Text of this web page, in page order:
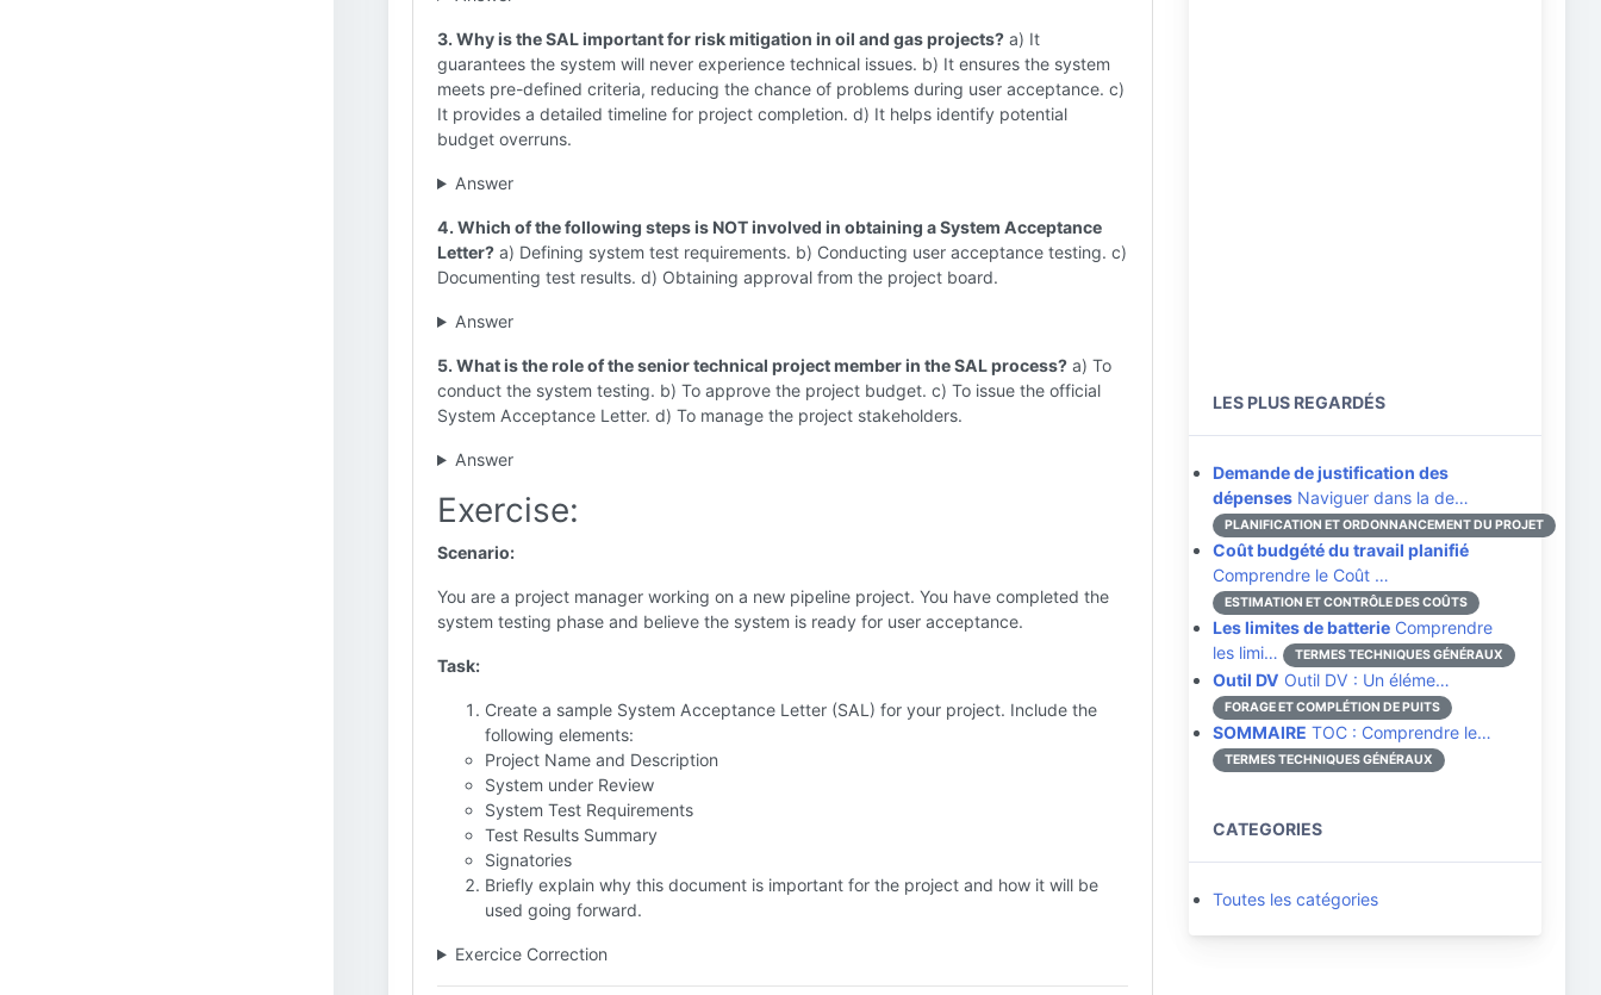
3. Why is the SAL important for risk mitigation in oil and gas projects? a) It
guarantees the system will never experience technical issues. b) It ensures the system
meets pre-defined criteria, reducing the chance of problems during user acceptance. c)
It provides a detailed timeline for project completion. d) It helps identify potential
budget overruns.
Answer
4. Which of the following steps is NOT involved in obtaining a System Acceptance
Letter? a) Defining system test requirements. b) Conducting user acceptance testing. c)
Documenting test results. d) Obtaining approval from the project board.
Answer
5. What is the role of the senior technical project member in the SAL process? a) To
conduct the system testing. b) To approve the project budget. c) To issue the official
System Acceptance Letter. d) To manage the project stakeholders.
Answer
Exercise:
Scenario:
You are a project manager working on a new pipeline project. You have completed the
system testing phase and believe the system is ready for user acceptance.
Task:
Create a sample System Acceptance Letter (SAL) for your project. Include the
following elements:
Project Name and Description
System under Review
System Test Requirements
Test Results Summary
Signatories
Briefly explain why this document is important for the project and how it will be
used going forward.
Exercice Correction
LES PLUS REGARDÉS
Demande de justification des
dépenses Naviguer dans la de…
PLANIFICATION ET ORDONNANCEMENT DU PROJET
Coût budgété du travail planifié
Comprendre le Coût …
ESTIMATION ET CONTRÔLE DES COÛTS
Les limites de batterie Comprendre
les limi…
TERMES TECHNIQUES GÉNÉRAUX
Outil DV Outil DV : Un éléme…
FORAGE ET COMPLÉTION DE PUITS
SOMMAIRE TOC : Comprendre le…
TERMES TECHNIQUES GÉNÉRAUX
CATEGORIES
Toutes les catégories